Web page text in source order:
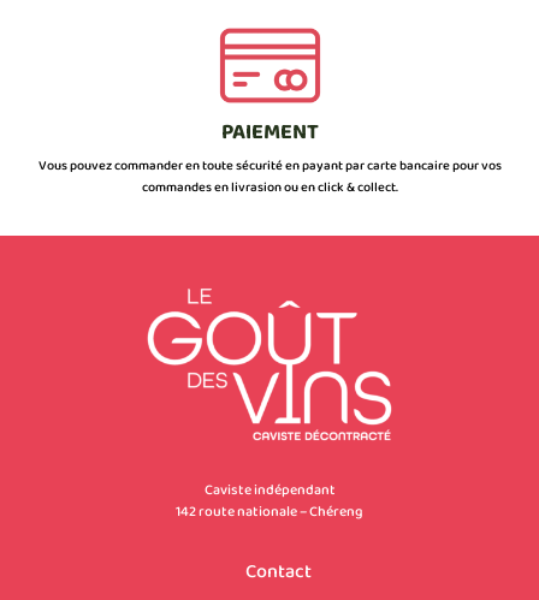
PAIEMENT
Vous pouvez commander en toute sécurité en payant par carte bancaire pour vos
commandes en livrasion ou en click & collect.
Caviste indépendant
142 route nationale – Chéreng
Contact